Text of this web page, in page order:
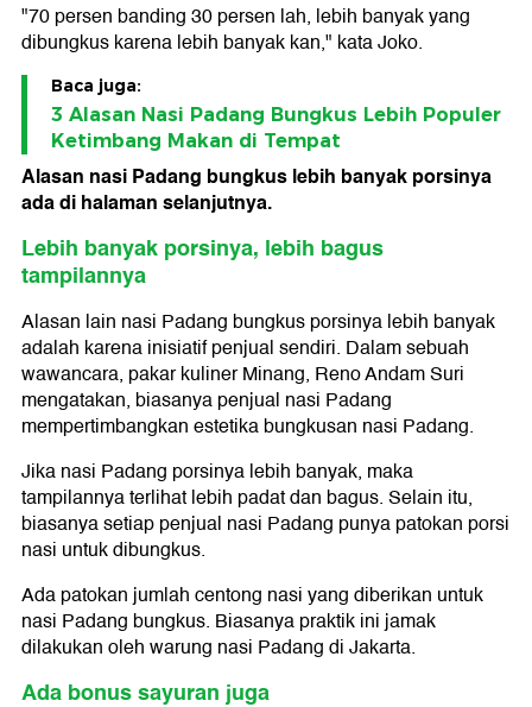
"70 persen banding 30 persen lah, lebih banyak yang
dibungkus karena lebih banyak kan," kata Joko.
Baca juga:
3 Alasan Nasi Padang Bungkus Lebih Populer
Ketimbang Makan di Tempat
Alasan nasi Padang bungkus lebih banyak porsinya
ada di halaman selanjutnya.
Lebih banyak porsinya, lebih bagus
tampilannya
Alasan lain nasi Padang bungkus porsinya lebih banyak
adalah karena inisiatif penjual sendiri. Dalam sebuah
wawancara, pakar kuliner Minang, Reno Andam Suri
mengatakan, biasanya penjual nasi Padang
mempertimbangkan estetika bungkusan nasi Padang.
Jika nasi Padang porsinya lebih banyak, maka
tampilannya terlihat lebih padat dan bagus. Selain itu,
biasanya setiap penjual nasi Padang punya patokan porsi
nasi untuk dibungkus.
Ada patokan jumlah centong nasi yang diberikan untuk
nasi Padang bungkus. Biasanya praktik ini jamak
dilakukan oleh warung nasi Padang di Jakarta.
Ada bonus sayuran juga